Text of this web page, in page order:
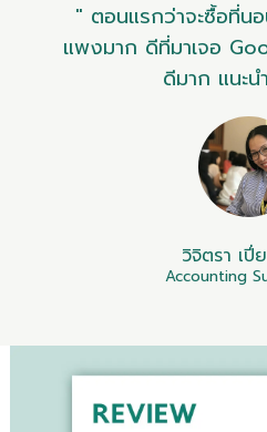
" ตอนแรกว่าจะซื้อที่น
แพงมาก ดีที่มาเจอ
ดีมาก แนะน
วิจิตรา เ
Accounting